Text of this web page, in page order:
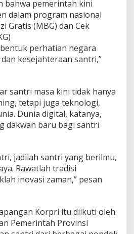
bahwa pemerintah kini
dalam program nasional
Gratis (MBG) dan Cek
perhatian negara
kesejahteraan santri,”
santri masa kini tidak hanya
tetapi juga teknologi,
Dunia digital, katanya,
dakwah baru bagi santri
jadilah santri yang berilmu,
Rawatlah tradisi
inovasi zaman,” pesan
Korpri itu diikuti oleh
Pemerintah Provinsi